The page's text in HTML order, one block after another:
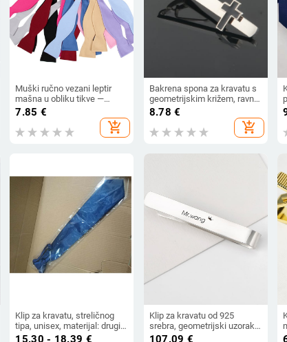
Muški ručno vezani leptir
mašna u obliku tikve —
monokromatski poliester,
plosni vrh, otisnuto, za posao
i vjenčanje
7.85 €
add_shopping_cart
Bakrena spona za kravatu s
geometrijskim križem, ravna
glava, unisex, epoxy premaz
8.78 €
add_shopping_cart
Klip za kravatu, streličnog
tipa, unisex, materijal: drugi,
zimsko izdanje 2023
15.30 - 18.39 €
Klip za kravatu od 925
srebra, geometrijski uzorak,
plosat vrh, unisex,
107.09 €